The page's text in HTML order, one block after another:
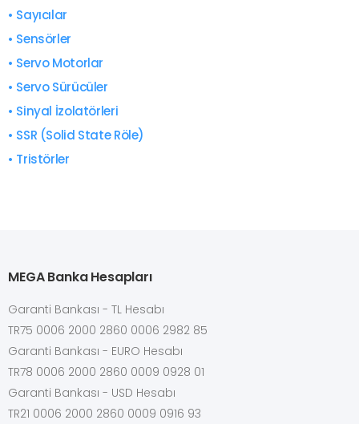
• Sayıcılar
• Sensörler
• Servo Motorlar
• Servo Sürücüler
• Sinyal İzolatörleri
• SSR (Solid State Röle)
• Tristörler
MEGA Banka Hesapları
Garanti Bankası - TL Hesabı
TR75 0006 2000 2860 0006 2982 85
Garanti Bankası - EURO Hesabı
TR78 0006 2000 2860 0009 0928 01
Garanti Bankası - USD Hesabı
TR21 0006 2000 2860 0009 0916 93